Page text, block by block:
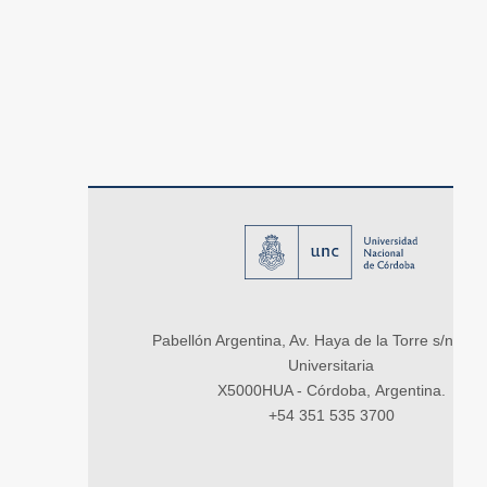
Pabellón Argentina, Av. Haya de la Torre s/n,
Universitaria
X5000HUA - Córdoba, Argentina.
+54 351 535 3700